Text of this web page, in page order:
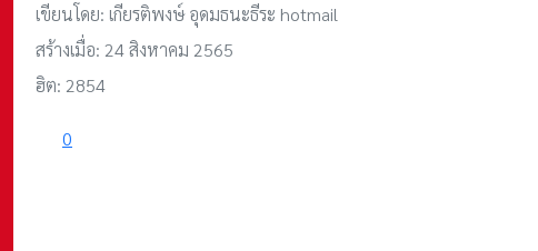
เขียนโดย: เกียรติพงษ์ อุดมธนะธีระ hotmail
สร้างเมื่อ: 24 สิงหาคม 2565
ฮิต: 2854
0